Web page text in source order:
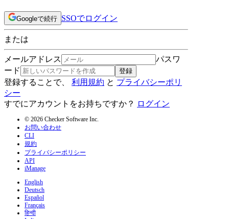
Googleで続行 SSOでログイン
または
メールアドレス
パスワ
ード
登録
登録することで、 利用規約 と プライバシーポリ
シー
すでにアカウントをお持ちですか？
ログイン
© 2026 Checker Software Inc.
お問い合わせ
CLI
規約
プライバシーポリシー
API
iManage
English
Deutsch
Español
Français
हिन्दी